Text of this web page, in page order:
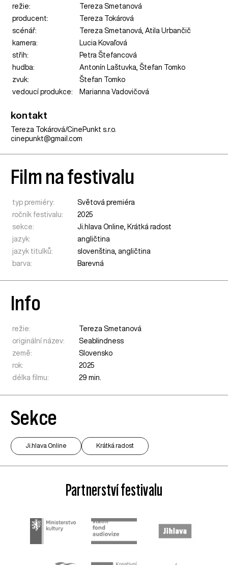
režie:
Tereza Smetanová
producent:
Tereza Tokárová
scénář:
Tereza Smetanová, Atila Urbančič
kamera:
Lucia Kovaľová
střih:
Petra Štefancová
hudba:
Antonín Laštuvka, Štefan Tomko
zvuk:
Štefan Tomko
vedoucí produkce:
Marianna Vadovičová
kontakt
Tereza Tokárová/CinePunkt s.r.o.
cinepunkt@gmail.com
Film na festivalu
typ premiéry:
Světová premiéra
ročník festivalu:
2025
sekce:
Ji.hlava Online, Krátká radost
jazyk:
angličtina
jazyk titulků:
slovenština, angličtina
barva:
Barevná
Info
režie:
Tereza Smetanová
originální název:
Seablindness
země:
Slovensko
rok:
2025
délka filmu:
29 min.
Sekce
Ji.hlava Online Krátká radost
Partnerství festivalu